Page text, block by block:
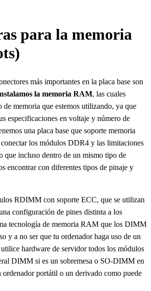
para la memoria
más importantes en la placa base son
la memoria RAM, las cuales
de memoria que estemos utilizando, ya que
especificaciones en voltaje y número de
una placa base que soporte memoria
los módulos DDR4 y las limitaciones
que incluso dentro de un mismo tipo de
encontrar con diferentes tipos de pinaje y
RDIMM con soporte ECC, que se utilizan
configuración de pines distinta a los
tecnología de memoria RAM que los DIMM
y a no ser que tu ordenador haga uso de un
hardware de servidor todos los módulos
DIMM si es un sobremesa o SO-DIMM en
ordenador portátil o un derivado como puede